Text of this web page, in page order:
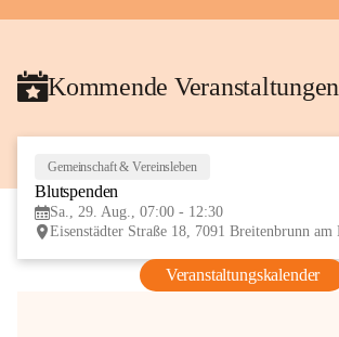
Kommende Veranstaltungen
Gemeinschaft & Vereinsleben
Blutspenden
Sa., 29. Aug., 07:00 - 12:30
Veranstaltungskalender